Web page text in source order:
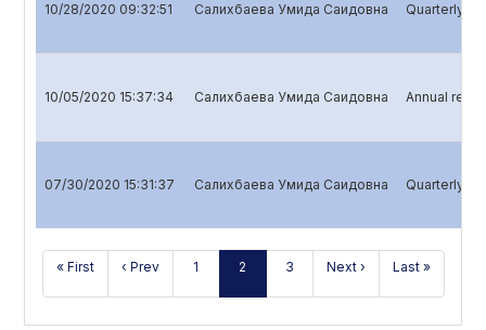
10/28/2020 09:32:51 Салихбаева Умида Саидовна Quarterly
10/05/2020 15:37:34 Салихбаева Умида Саидовна Annual
07/30/2020 15:31:37 Салихбаева Умида Саидовна Quarterly
« First ‹ Prev 1 2 3 Next › Last »